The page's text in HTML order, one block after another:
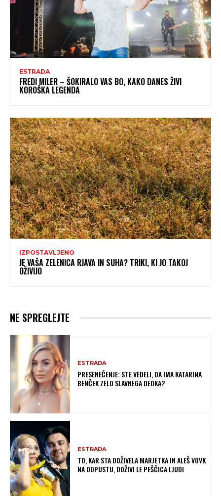
ESTRADA
FREDI MILER – ŠOKIRALO VAS BO, KAKO DANES ŽIVI
KOROŠKA LEGENDA
IZPOSTAVLJENO
JE VAŠA ZELENICA RJAVA IN SUHA? TRIKI, KI JO TAKOJ
OŽIVIJO
NE SPREGLEJTE
ESTRADA
PRESENEČENJE: STE VEDELI, DA IMA KATARINA
BENČEK ZELO SLAVNEGA DEDKA?
ESTRADA
TO, KAR STA DOŽIVELA MARJETKA IN ALEŠ VOVK
NA DOPUSTU, DOŽIVI LE PEŠČICA LJUDI